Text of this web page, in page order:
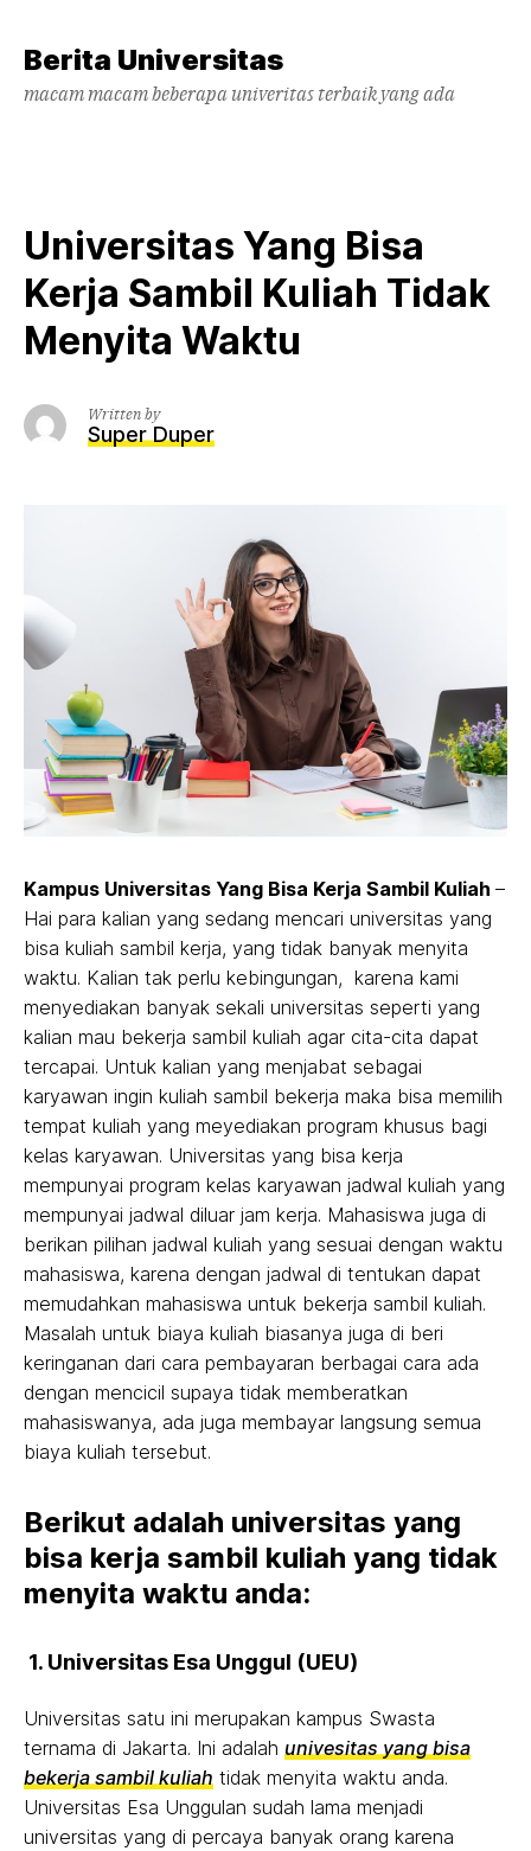
content
Berita Universitas
macam macam beberapa univeritas terbaik yang ada
Universitas Yang Bisa
Kerja Sambil Kuliah Tidak
Menyita Waktu
Written by
Super Duper
Kampus Universitas Yang Bisa Kerja Sambil Kuliah –
Hai para kalian yang sedang mencari universitas yang
bisa kuliah sambil kerja, yang tidak banyak menyita
waktu. Kalian tak perlu kebingungan, karena kami
menyediakan banyak sekali universitas seperti yang
kalian mau bekerja sambil kuliah agar cita-cita dapat
tercapai. Untuk kalian yang menjabat sebagai
karyawan ingin kuliah sambil bekerja maka bisa memilih
tempat kuliah yang meyediakan program khusus bagi
kelas karyawan. Universitas yang bisa kerja
mempunyai program kelas karyawan jadwal kuliah yang
mempunyai jadwal diluar jam kerja. Mahasiswa juga di
berikan pilihan jadwal kuliah yang sesuai dengan waktu
mahasiswa, karena dengan jadwal di tentukan dapat
memudahkan mahasiswa untuk bekerja sambil kuliah.
Masalah untuk biaya kuliah biasanya juga di beri
keringanan dari cara pembayaran berbagai cara ada
dengan mencicil supaya tidak memberatkan
mahasiswanya, ada juga membayar langsung semua
biaya kuliah tersebut.
Berikut adalah universitas yang
bisa kerja sambil kuliah yang tidak
menyita waktu anda:
1. Universitas Esa Unggul (UEU)
Universitas satu ini merupakan kampus Swasta
ternama di Jakarta. Ini adalah univesitas yang bisa
bekerja sambil kuliah tidak menyita waktu anda.
Universitas Esa Unggulan sudah lama menjadi
universitas yang di percaya banyak orang karena